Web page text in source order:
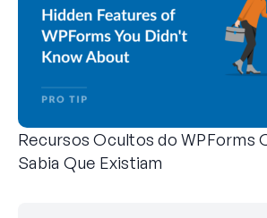
Recursos Ocultos do WPForms
Sabia Que Existiam